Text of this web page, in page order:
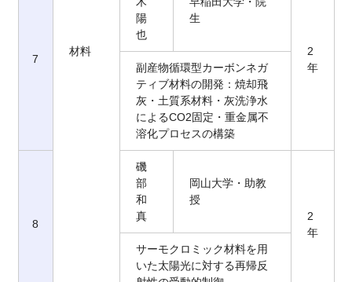
材料
7
陽
也
生
2
年
副産物循環型カーボンネガ
ティブ材料の開発：焼却飛
灰・土質系材料・灰洗浄水
によるCO2固定・重金属不
溶化プロセスの構築
8
磯
部
和
真
岡山大学・助教
授
2
年
サーモクロミック材料を用
いた太陽光に対する再帰反